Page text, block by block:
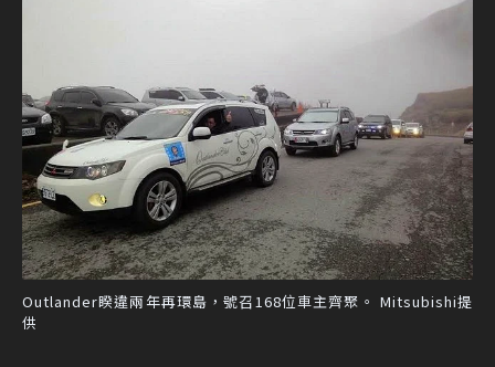
Outlander睽違兩年再環島，號召168位車主齊聚。 Mitsubishi提
供